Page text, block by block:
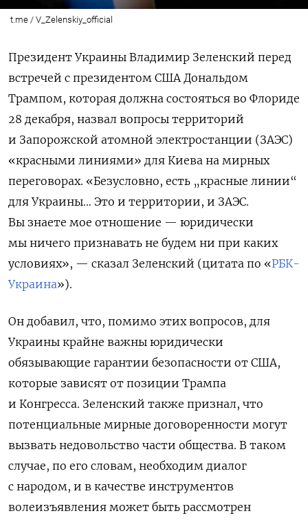
t.me / V_Zelenskiy_official
Президент Украины Владимир Зеленский перед
встречей с президентом США Дональдом
Трампом, которая должна состояться во Флориде
28 декабря, назвал вопросы территорий
и Запорожской атомной электростанции (ЗАЭС)
«красными линиями» для Киева на мирных
переговорах. «Безусловно, есть „красные линии“
для Украины… Это и территории, и ЗАЭС.
Вы знаете мое отношение — юридически
мы ничего признавать не будем ни при каких
условиях», — сказал Зеленский (цитата по «РБК-
Украина»).
Он добавил, что, помимо этих вопросов, для
Украины крайне важны юридически
обязывающие гарантии безопасности от США,
которые зависят от позиции Трампа
и Конгресса. Зеленский также признал, что
потенциальные мирные договоренности могут
вызвать недовольство части общества. В таком
случае, по его словам, необходим диалог
с народом, и в качестве инструментов
волеизъявления может быть рассмотрен